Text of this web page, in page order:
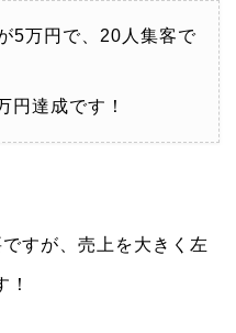
5万円で、20人集客で
円達成です！
すが、売上を大きく左
！